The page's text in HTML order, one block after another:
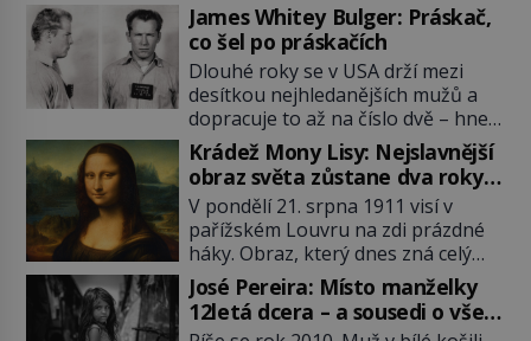
James Whitey Bulger: Práskač,
co šel po práskačích
Dlouhé roky se v USA drží mezi
desítkou nejhledanějších mužů a
dopracuje to až na číslo dvě – hned
po Usámovi bin Ládinovi (1957–
2011). To je James „Whitey“ Bulger
(1929–2018) viněný ze spoluúčasti
na 19 vraždách, vydírání a lichvy. A
samozřejmě, krom toho je ještě
drogový dealer, který neváhá
odstranit z cesty všechny práskače,
zatímco […]
Krádež Mony Lisy: Nejslavnější
obraz světa zůstane dva roky
nezvěstný
V pondělí 21. srpna 1911 visí v
pařížském Louvru na zdi prázdné
háky. Obraz, který dnes zná celý
svět, je pryč. Zpočátku si nikdo
nemyslí, že jde o krádež.
Zaměstnanci jsou přesvědčeni, že
José Pereira: Místo manželky
12letá dcera – a sousedi o všem